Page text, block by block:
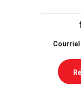
Courriel